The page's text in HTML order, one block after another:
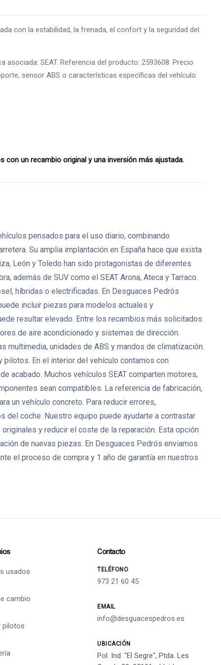
con la estabilidad, la frenada, el confort y la seguridad del
SEAT. Referencia del producto: 2593608. Precio
sensor ABS o características específicas del vehículo.
con un recambio original y una inversión más ajustada.
pensados para el uso diario, combinando
Su amplia implantación en España hace que exista
León y Toledo han sido protagonistas de diferentes
además de SUV como el SEAT Arona, Ateca y Tarraco.
híbridas o electrificadas. En Desguaces Pedrós
incluir piezas para modelos actuales y
resultar elevado. Entre los recambios más solicitados
de aire acondicionado y sistemas de dirección.
multimedia, unidades de ABS y mandos de climatización.
En el interior del vehículo contamos con
acabado. Muchos vehículos SEAT comparten motores,
sean compatibles. La referencia de fabricación,
un vehículo concreto. Para reducir errores,
coche. Nuestro equipo puede ayudarte a contrastar
y reducir el coste de la reparación. Esta opción
de nuevas piezas. En Desguaces Pedrós enviamos
el proceso de compra y 1 año de garantía en nuestros
usados
cambio
pilotos
Contacto
TELÉFONO
973 21 60 45
EMAIL
info@desguacespedros.es
UBICACIÓN
Pol. Ind. "El Segre", Ptda. Les